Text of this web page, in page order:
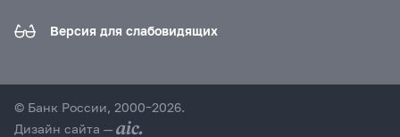
Версия для слабовидящих
© Банк России, 2000–2026.
Дизайн сайта —